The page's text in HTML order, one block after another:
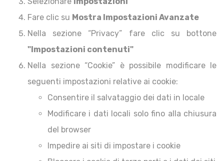
Fare clic su Mostra Impostazioni Avanzate
Nella sezione “Privacy” fare clic su bottone
"Impostazioni contenuti"
Nella sezione “Cookie” è possibile modificare le
seguenti impostazioni relative ai cookie:
Consentire il salvataggio dei dati in locale
Modificare i dati locali solo fino alla chiusura
del browser
Impedire ai siti di impostare i cookie